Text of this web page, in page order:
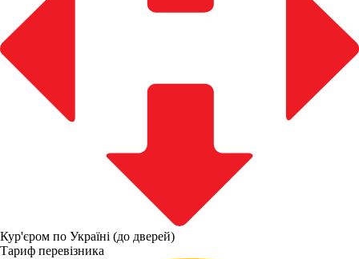
Кур'єром по Україні (до дверей)
Тариф перевізника